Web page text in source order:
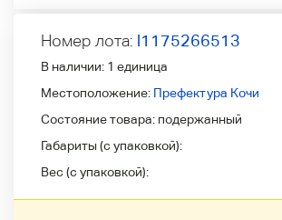
Номер лота: l1175266513
В наличии: 1 единица
Местоположение: Префектура Кочи
Состояние товара: подержанный
Габариты (с упаковкой):
Вес (с упаковкой):